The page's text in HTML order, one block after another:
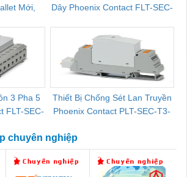
Mới,
Dây Phoenix Contact FLT-SEC-
3 Pha 5
FLT-SEC-
Thiết Bị Chống Sét Lan Truyền
Phoenix Contact PLT-SEC-T3-
chuyên nghiệp